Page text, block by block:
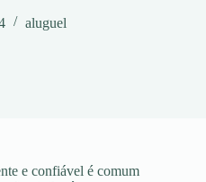
aluguel
e confiável é comum